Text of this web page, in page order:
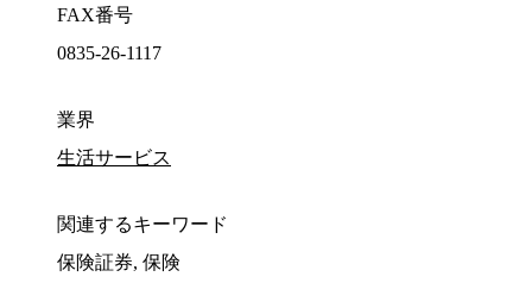
FAX番号
0835-26-1117
業界
生活サービス
関連するキーワード
保険証券, 保険